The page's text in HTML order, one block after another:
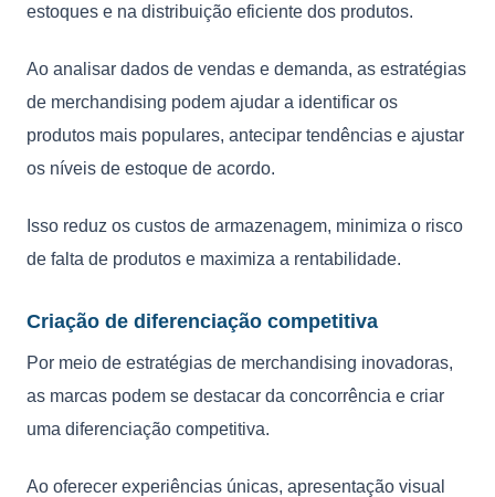
estoques e na distribuição eficiente dos produtos.
Ao analisar dados de vendas e demanda, as estratégias
de merchandising podem ajudar a identificar os
produtos mais populares, antecipar tendências e ajustar
os níveis de estoque de acordo.
Isso reduz os custos de armazenagem, minimiza o risco
de falta de produtos e maximiza a rentabilidade.
Criação de diferenciação competitiva
Por meio de estratégias de merchandising inovadoras,
as marcas podem se destacar da concorrência e criar
uma diferenciação competitiva.
Ao oferecer experiências únicas, apresentação visual